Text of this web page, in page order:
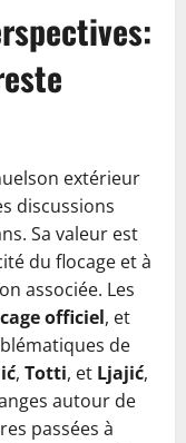
extérieur
discussions
Sa valeur est
du flocage et à
associée. Les
officiel, et
de
, Totti, et Ljajić,
autour de
passées à